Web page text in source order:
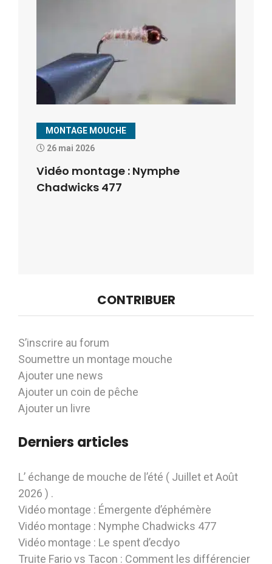
MONTAGE MOUCHE
26 mai 2026
Vidéo montage : Nymphe
Chadwicks 477
CONTRIBUER
S’inscrire au forum
Soumettre un montage mouche
Ajouter une news
Ajouter un coin de pêche
Ajouter un livre
Derniers articles
L’ échange de mouche de l’été ( Juillet et Août
2026 ) .
Vidéo montage : Émergente d’éphémère
Vidéo montage : Nymphe Chadwicks 477
Vidéo montage : Le spent d’ecdyo
Truite Fario vs Tacon : Comment les différencier